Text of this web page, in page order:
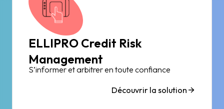
ELLIPRO Credit Risk
Management
S’informer et arbitrer en toute confiance
Découvrir la solution